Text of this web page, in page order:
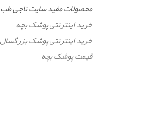
محصولات مفید سایت ناجی طب
خرید اینترنتی پوشک بچه
خرید اینترنتی پوشک بزرگسال
قیمت پوشک بچه